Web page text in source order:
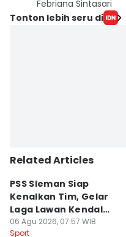
Febriana Sintasari
Tonton lebih seru di
Related Articles
PSS Sleman Siap
Kenalkan Tim, Gelar
Laga Lawan Kendal
Tornado FC
06 Agu 2026, 07:57 WIB
Sport